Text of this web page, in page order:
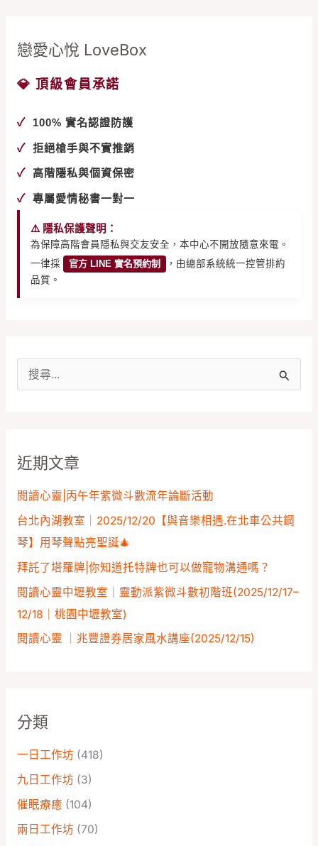
戀愛心悅 LoveBox
💎 頂級會員承諾
✓ 100% 實名認證防護
✓ 拒絕槍手與不實推銷
✓ 高階隱私與個資保密
✓ 專屬愛情秘書一對一
⚠️ 隱私保護聲明：
為保障高階會員隱私與交友安全，本中心不開放隨意來電。
一律採
官方 LINE 實名預約制
，由總部系統統一控管排約
品質。
字
:
近期文章
閱讀心靈|丙午年紫微斗數流年論斷活動
台北內湖教室｜2025/12/20【與音樂相遇.在北車公共鋼
琴】用琴聲點亮聖誕🎄
拜託了塔羅牌|你知道托特牌也可以做寵物溝通嗎？
閱讀心靈中壢教室｜靈動派紫微斗數初階班(2025/12/17–
12/18｜桃園中壢教室)
閱讀心靈 ｜兆豐證券居家風水講座️(2025/12/15)
分類
一日工作坊 (418)
九日工作坊 (3)
催眠療癒 (104)
兩日工作坊 (70)